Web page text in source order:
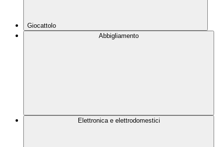
Giocattolo
Abbigliamento
Elettronica e elettrodomestici